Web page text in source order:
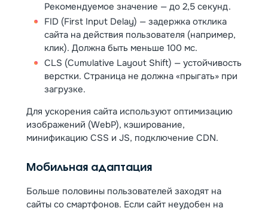
Рекомендуемое значение — до 2,5 секунд.
FID (First Input Delay) — задержка отклика
сайта на действия пользователя (например,
клик). Должна быть меньше 100 мс.
CLS (Cumulative Layout Shift) — устойчивость
верстки. Страница не должна «прыгать» при
загрузке.
Для ускорения сайта используют оптимизацию
изображений (WebP), кэширование,
минификацию CSS и JS, подключение CDN.
Мобильная адаптация
Больше половины пользователей заходят на
сайты со смартфонов. Если сайт неудобен на